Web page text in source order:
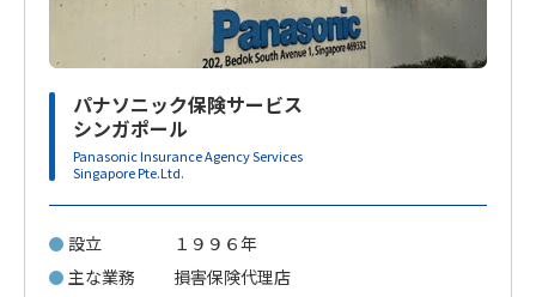
パナソニック保険サービス
シンガポール
Panasonic Insurance Agency Services
Singapore Pte.Ltd.
設立
１９９６年
主な業務
損害保険代理店